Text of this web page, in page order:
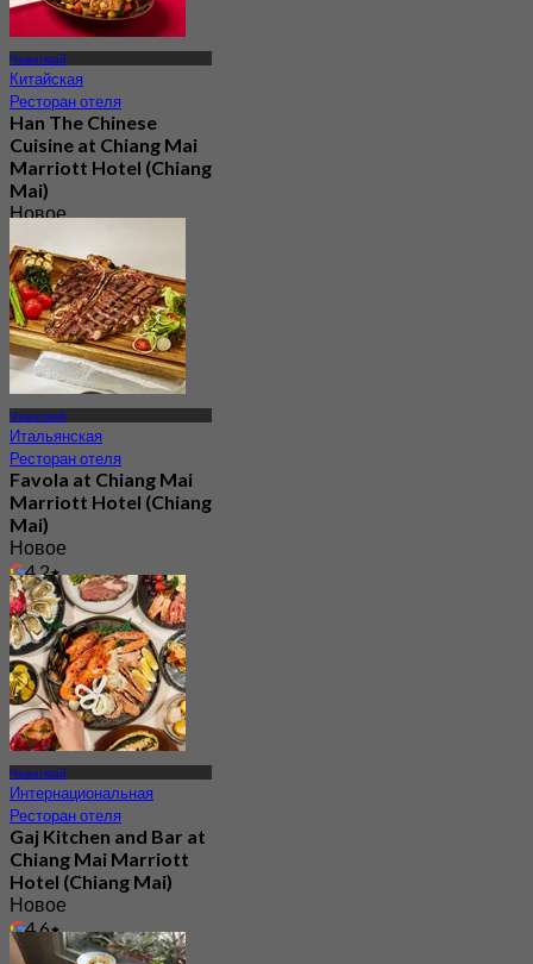
Чиангмай
Китайская
Ресторан отеля
Han The Chinese
Cuisine at Chiang Mai
Marriott Hotel (Chiang
Mai)
Новое
От฿ 297.5
Чиангмай
Итальянская
Ресторан отеля
Favola at Chiang Mai
Marriott Hotel (Chiang
Mai)
Новое
4.2
От฿ 1,590
Чиангмай
Интернациональная
Ресторан отеля
Gaj Kitchen and Bar at
Chiang Mai Marriott
Hotel (Chiang Mai)
Новое
4.6
От
฿ 890